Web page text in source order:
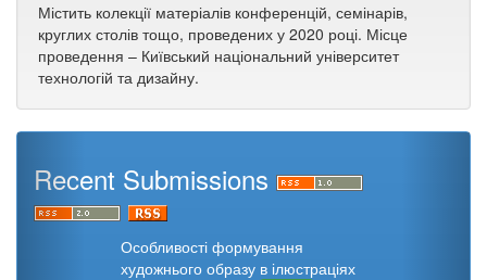
Містить колекції матеріалів конференцій, семінарів,
круглих столів тощо, проведених у 2020 році. Місце
проведення – Київський національний університет
технологій та дизайну.
Recent Submissions
Особливості формування
художнього образу в ілюстраціях